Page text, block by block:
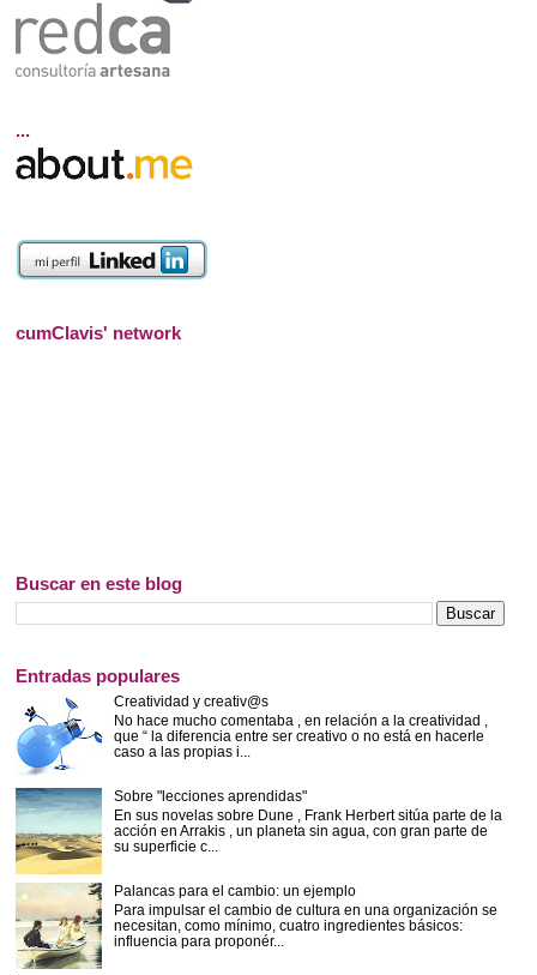
...
cumClavis' network
Buscar en este blog
Entradas populares
Creatividad y creativ@s
No hace mucho comentaba , en relación a la creatividad ,
que “ la diferencia entre ser creativo o no está en hacerle
caso a las propias i...
Sobre "lecciones aprendidas"
En sus novelas sobre Dune , Frank Herbert sitúa parte de la
acción en Arrakis , un planeta sin agua, con gran parte de
su superficie c...
Palancas para el cambio: un ejemplo
Para impulsar el cambio de cultura en una organización se
necesitan, como mínimo, cuatro ingredientes básicos:
influencia para proponér...